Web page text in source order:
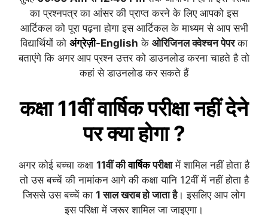
का प्रश्नपत्र का आंसर की प्राप्त करने के लिए आपको इस
आर्टिकल को पूरा पढ़ना होगा इस आर्टिकल के माध्यम से आप सभी
विद्यार्थियों को अंग्रेज़ी-English के ओरिजिनल क्वेश्चन पेपरका
बताएंगे कि अगर आप प्रश्न उत्तर को डाउनलोड करना चाहते है तो
कहां से डाउनलोड कर सकते हैं
कक्षा 11वींवार्षिकपरीक्षा नहीं देने
पर क्या होगा ?
अगर कोई बच्चा कक्षा 11वीं की वार्षिकपरीक्षामें शामिल नहीं होता है
तो उस बच्चें की नामांकन आगे की कक्षा यानि 12वीं में नहीं होता है
जिससे उस बच्चें का 1 साल खराब हो जाता है। इसलिए आप लोग
इस परिक्षा में जरूर शामिल जा जाइएगा।